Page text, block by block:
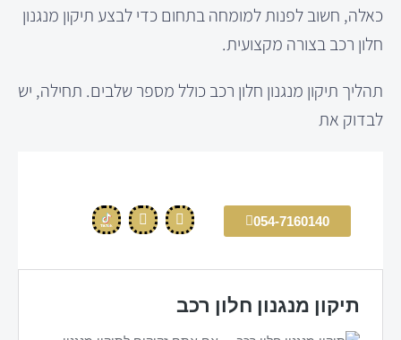
כאלה, חשוב לפנות למומחה בתחום כדי לבצע תיקון מנגנון
חלון רכב בצורה מקצועית.
תהליך תיקון מנגנון חלון רכב כולל מספר שלבים. תחילה, יש
לבדוק את